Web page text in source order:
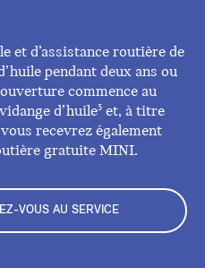
et d’assistance routière de
pendant deux ans ou
commence au
d’huile5 et, à titre
recevrez également
gratuite MINI.
VOUS AU SERVICE